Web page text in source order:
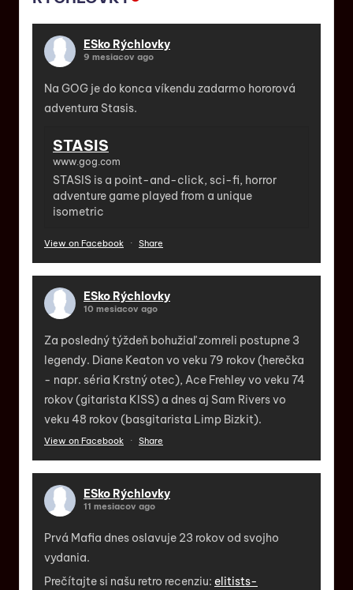
ESko Rýchlovky
9 mesiacov ago
Na GOG je do konca víkendu zadarmo hororová
adventura Stasis.
STASIS
www.gog.com
STASIS is a point-and-click, sci-fi, horror
adventure game played from a unique
isometric
View on Facebook · Share
ESko Rýchlovky
10 mesiacov ago
Za posledný týždeň bohužiaľ zomreli postupne 3
legendy. Diane Keaton vo veku 79 rokov (herečka
- napr. séria Krstný otec), Ace Frehley vo veku 74
rokov (gitarista KISS) a dnes aj Sam Rivers vo
veku 48 rokov (basgitarista Limp Bizkit).
View on Facebook · Share
ESko Rýchlovky
11 mesiacov ago
Prvá Mafia dnes oslavuje 23 rokov od svojho
vydania.
Prečítajte si našu retro recenziu: elitists-